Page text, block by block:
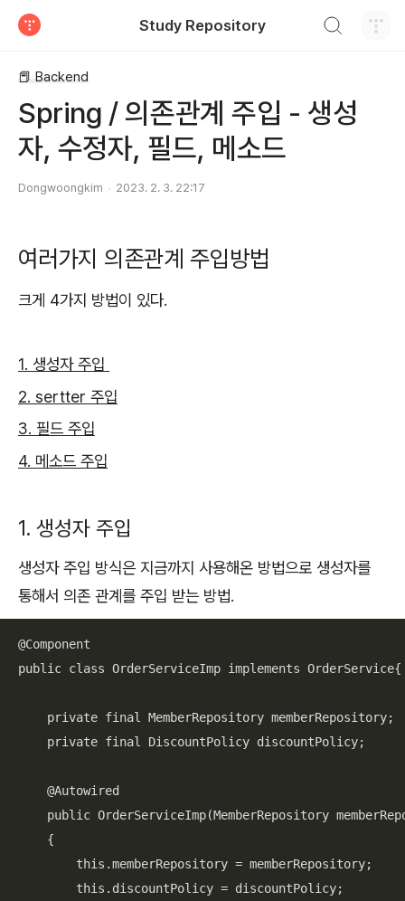
Study Repository
📕 Backend
Spring / 의존관계 주입 - 생성
자, 수정자, 필드, 메소드
Dongwoongkim 2023. 2. 3. 22:17
여러가지 의존관계 주입방법
크게 4가지 방법이 있다.
1. 생성자 주입
2. sertter 주입
3. 필드 주입
4. 메소드 주입
1. 생성자 주입
생성자 주입 방식은 지금까지 사용해온 방법으로 생성자를
통해서 의존 관계를 주입 받는 방법.
@Component
public class OrderServiceImp implements OrderService{
    private final MemberRepository memberRepository;
    private final DiscountPolicy discountPolicy;
    @Autowired
public OrderServiceImp(MemberRepository
    {
        this.memberRepository = memberRepository;
        this.discountPolicy = discountPolicy;